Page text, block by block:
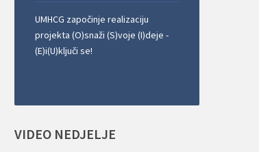
UMHCG započinje realizaciju
projekta (O)snaži (S)voje (I)deje -
(E)i(U)ključi se!
VIDEO NEDJELJE